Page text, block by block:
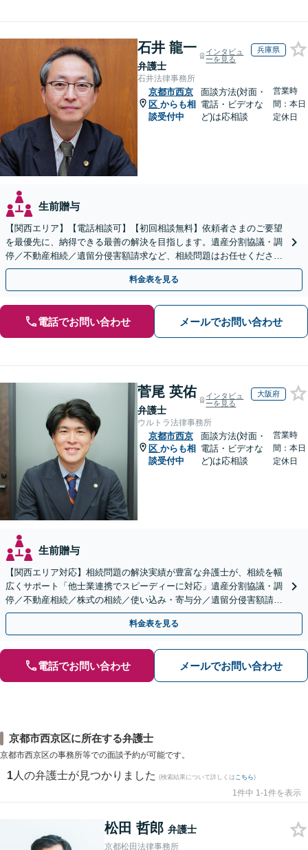
石井 龍一
弁護士
インタビュ
ーを見る
兵庫県
石井法律事務所
京都市西京
区 からも相
談受付中
面談方法(対面・
電話・ビデオな
ど)は応相談
営業時
間：本日
定休日
生前贈与
【関西エリア】【電話相談可】【初回相談無料】依頼者さまのご要望
を最優先に、納得できる最善の解決を目指します。遺産分割協議・調
停／不動産相続／遺留分侵害額請求など、相続問題はお任せください
【出張相談可】紛争化したトラブルのご相談も対応します
料金表を見る
電話でお問い合わせ メールでお問い合わせ
菅尾 英佑
弁護士
インタビュ
ーを見る
大阪府
ウルトラ法律事務所
京都市西京
区 からも相
談受付中
面談方法(対面・
電話・ビデオな
ど)は応相談
営業時
間：本日
定休日
生前贈与
【関西エリア対応】相続問題の解決実績が豊富な弁護士が、相続を幅
広くサポート「他士業連携でスピーディーに対応」遺産分割協議・調
停／不動産相続／株式の相続／使い込み・寄与分／遺留分侵害額請求
／相続放棄（借金の相続）／遺言書作成
料金表を見る
電話でお問い合わせ メールでお問い合わせ
京都市西京区に所在する弁護士
京都市西京区の事務所等での面談予約が可能です。
1 人の弁護士が見つかりました (検索結果について詳しくは こちら)
1件中 1-1件を表示
松田 哲郎 弁護士
京都松田法律事務所